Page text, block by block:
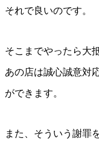
それで良いのです。
そこまでやったら大
あの店は誠心誠意対
ができます。
また、そういう謝罪